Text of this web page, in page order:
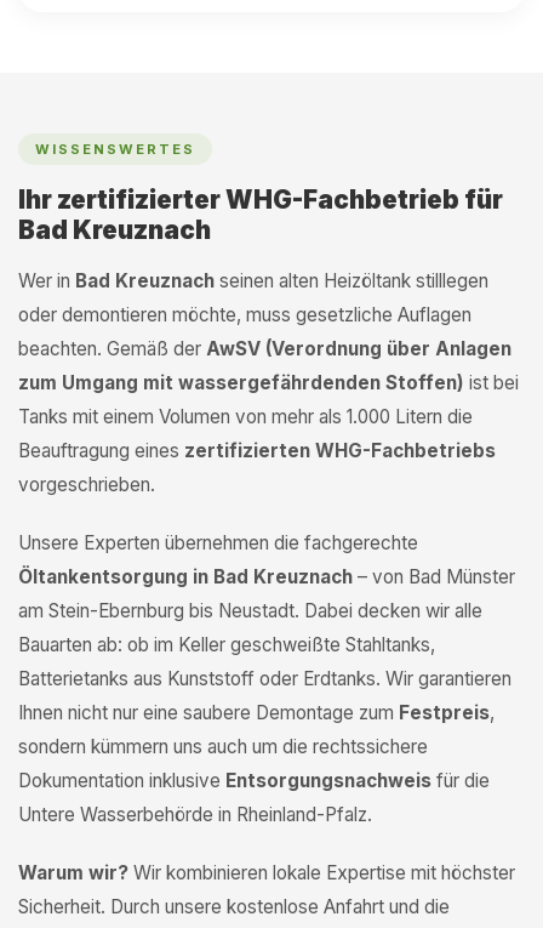
WISSENSWERTES
Ihr zertifizierter WHG-Fachbetrieb für
Bad Kreuznach
Wer in Bad Kreuznach seinen alten Heizöltank stilllegen
oder demontieren möchte, muss gesetzliche Auflagen
beachten. Gemäß der AwSV (Verordnung über Anlagen
zum Umgang mit wassergefährdenden Stoffen) ist bei
Tanks mit einem Volumen von mehr als 1.000 Litern die
Beauftragung eines zertifizierten WHG-Fachbetriebs
vorgeschrieben.
Unsere Experten übernehmen die fachgerechte
Öltankentsorgung in Bad Kreuznach – von Bad Münster
am Stein-Ebernburg bis Neustadt. Dabei decken wir alle
Bauarten ab: ob im Keller geschweißte Stahltanks,
Batterietanks aus Kunststoff oder Erdtanks. Wir garantieren
Ihnen nicht nur eine saubere Demontage zum Festpreis,
sondern kümmern uns auch um die rechtssichere
Dokumentation inklusive Entsorgungsnachweis für die
Untere Wasserbehörde in Rheinland-Pfalz.
Warum wir? Wir kombinieren lokale Expertise mit höchster
Sicherheit. Durch unsere kostenlose Anfahrt und die